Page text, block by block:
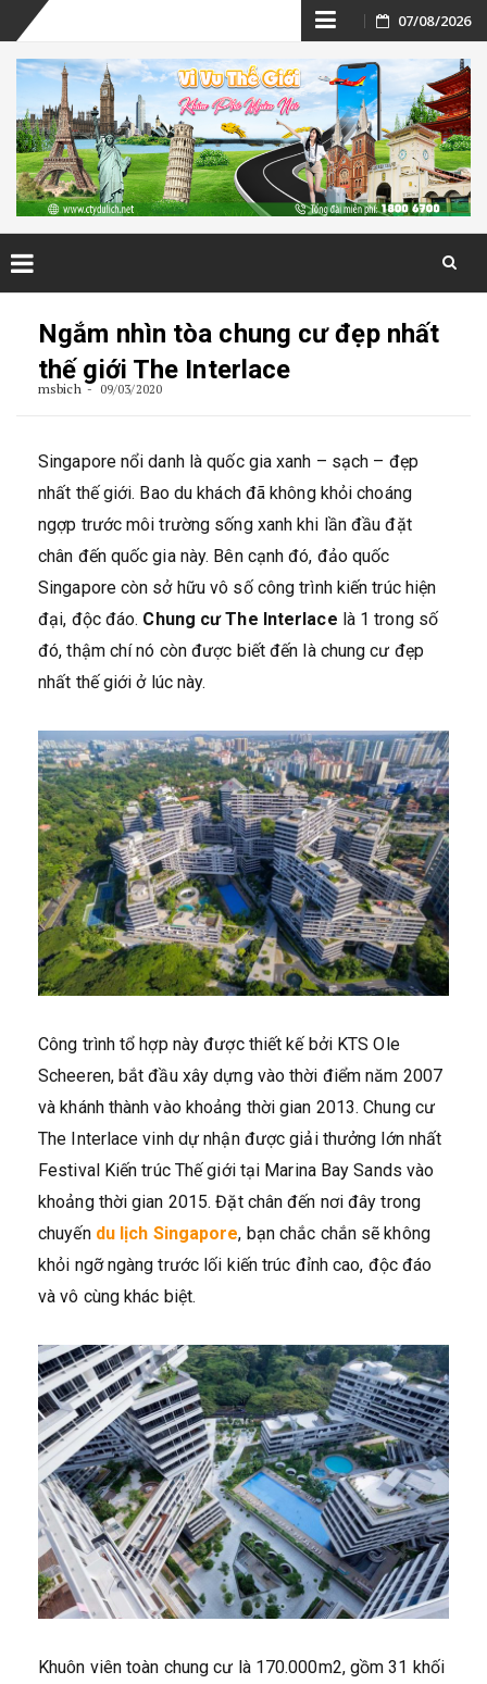
Skip
to
content
07/08/2026
Ngắm nhìn tòa chung cư đẹp nhất
thế giới The Interlace
msbich 09/03/2020
Singapore nổi danh là quốc gia xanh – sạch – đẹp
nhất thế giới. Bao du khách đã không khỏi choáng
ngợp trước môi trường sống xanh khi lần đầu đặt
chân đến quốc gia này. Bên cạnh đó, đảo quốc
Singapore còn sở hữu vô số công trình kiến trúc hiện
đại, độc đáo. Chung cư The Interlace là 1 trong số
đó, thậm chí nó còn được biết đến là chung cư đẹp
nhất thế giới ở lúc này.
Công trình tổ hợp này được thiết kế bởi KTS Ole
Scheeren, bắt đầu xây dựng vào thời điểm năm 2007
và khánh thành vào khoảng thời gian 2013. Chung cư
The Interlace vinh dự nhận được giải thưởng lớn nhất
Festival Kiến trúc Thế giới tại Marina Bay Sands vào
khoảng thời gian 2015. Đặt chân đến nơi đây trong
chuyến du lịch Singapore, bạn chắc chắn sẽ không
khỏi ngỡ ngàng trước lối kiến trúc đỉnh cao, độc đáo
và vô cùng khác biệt.
Khuôn viên toàn chung cư là 170.000m2, gồm 31 khối